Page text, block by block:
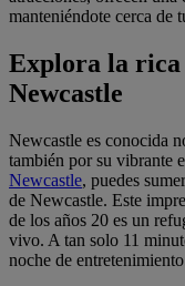
manteniéndote cerca de
Explora la
Newcastle
Newcastle es conocida
también por su vibrante
Newcastle, puedes
de Newcastle. Este
de los años 20 es un
vivo. A tan solo 11
noche de